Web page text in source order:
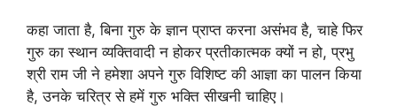
कहा जाता है, बिना गुरु के ज्ञान प्राप्त करना असंभव है, चाहे फिर
गुरु का स्थान व्यक्तिवादी न होकर प्रतीकात्मक क्यों न हो, प्रभु
श्री राम जी ने हमेशा अपने गुरु विशिष्ट की आज्ञा का पालन किया
है, उनके चरित्र से हमें गुरु भक्ति सीखनी चाहिए।